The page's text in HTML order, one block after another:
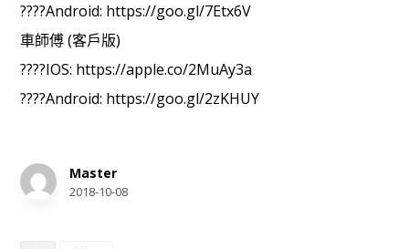
????Android: https://goo.gl/7Etx6V
車師傅 (客戶版)
????IOS: https://apple.co/2MuAy3a
????Android: https://goo.gl/2zKHUY
Master
2018-10-08